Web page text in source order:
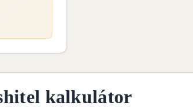
kalkulátor